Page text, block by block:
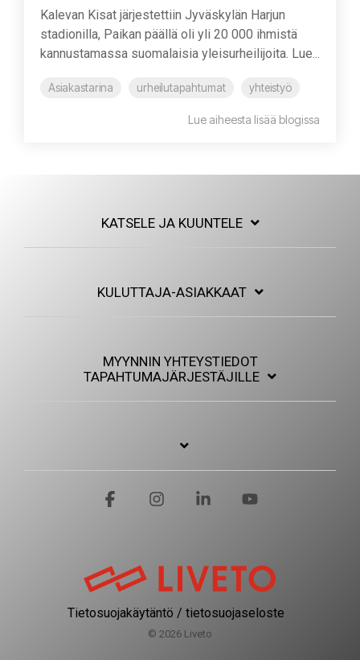
Kalevan Kisat järjestettiin Jyväskylän Harjun
stadionilla, Paikan päällä oli yli 20 000 ihmistä
kannustamassa suomalaisia yleisurheilijoita. Lue...
Asiakastarina urheilutapahtumat yhteistyö
Lue aiheesta lisää blogissa
KATSELE JA KUUNTELE
KULUTTAJA-ASIAKKAAT
MYYNNIN YHTEYSTIEDOT
TAPAHTUMAJÄRJESTÄJILLE
Tietosuojakäytäntö / tietosuojaseloste
© 2026 Liveto
FacebookInstagram Linkedin